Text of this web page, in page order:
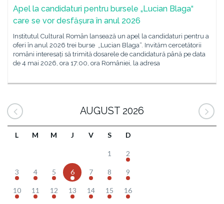
Apel la candidaturi pentru bursele „Lucian Blaga“
care se vor desfășura în anul 2026
Institutul Cultural Român lansează un apel la candidaturi pentru a
oferi în anul 2026 trei burse „Lucian Blaga“. Invităm cercetătorii
români interesați să trimită dosarele de candidatură până pe data
de 4 mai 2026, ora 17:00, ora României, la adresa
AUGUST 2026
L M M J V S D
1 2
3 4 5 6 7 8 9
10 11 12 13 14 15 16